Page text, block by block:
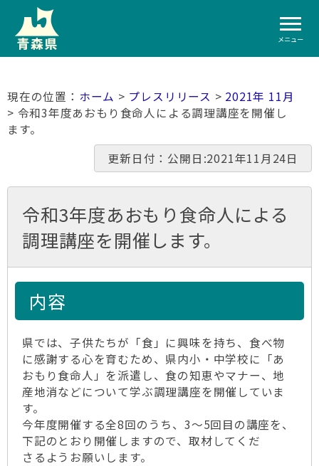
メニュー
ホーム > プレスリリース > 2021年 11月
> 令和3年度あおもり食命人による調理講座を開催し
ます。
更新日付：公開日:2021年11月24日
令和3年度あおもり食命人による
調理講座を開催します。
内容
県では、子供たちが「食」に興味を持ち、食べ物
に感謝する心を育むため、県内小・中学校に「あ
おもり食命人」を派遣し、食の知恵やマナー、地
産地消などについて学ぶ調理講座を開催していま
す。
今年度開催する全8回のうち、3～5回目の講座を、
下記のとおり開催しますので、取材してくだ
さるようお願いします。